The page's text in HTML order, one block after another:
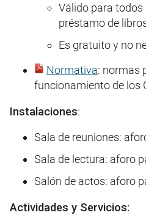
Válido para
préstamo de
Es gratuito y no
Normativa: normas
funcionamiento de los
Instalaciones:
Sala de reuniones:
Sala de lectura: aforo
Salón de actos: aforo
Actividades y Servicios: